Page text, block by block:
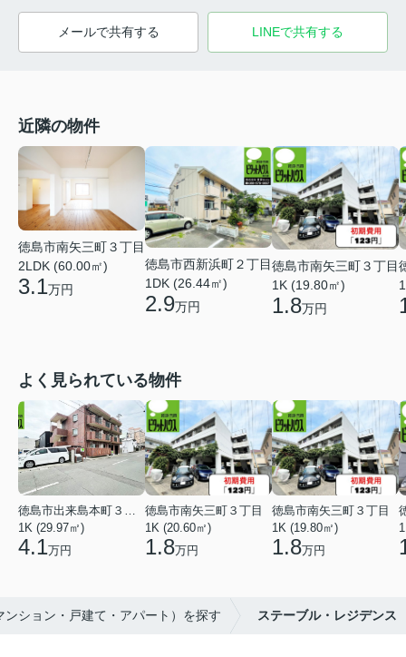
メールで共有する LINEで共有する
近隣の物件
徳島市南矢三町３丁目
2LDK (60.00㎡)
3.1万円
徳島市西新浜町２丁目
1DK (26.44㎡)
2.9万円
徳島市南矢三町３丁目
1K (19.80㎡)
1.8万円
よく見られている物件
1K (29.97㎡)
4.1万円
徳島市南矢三町３丁目
1K (20.60㎡)
1.8万円
徳島市南矢三町３丁目
1K (19.80㎡)
1.8万円
ション・戸建て・アパート）を探す ステーブル・レジデンス